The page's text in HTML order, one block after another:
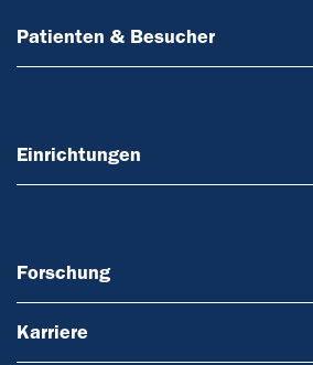
Patienten & Besucher
Einrichtungen
Forschung
Karriere